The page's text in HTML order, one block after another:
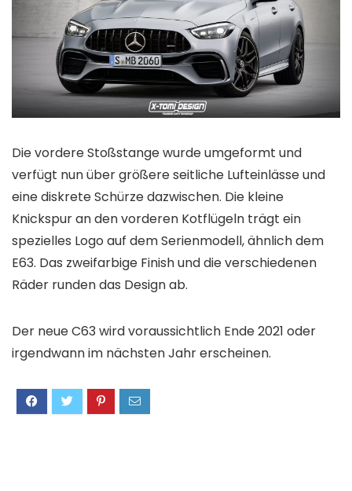
Die vordere Stoßstange wurde umgeformt und
verfügt nun über größere seitliche Lufteinlässe und
eine diskrete Schürze dazwischen. Die kleine
Knickspur an den vorderen Kotflügeln trägt ein
spezielles Logo auf dem Serienmodell, ähnlich dem
E63. Das zweifarbige Finish und die verschiedenen
Räder runden das Design ab.
Der neue C63 wird voraussichtlich Ende 2021 oder
irgendwann im nächsten Jahr erscheinen.